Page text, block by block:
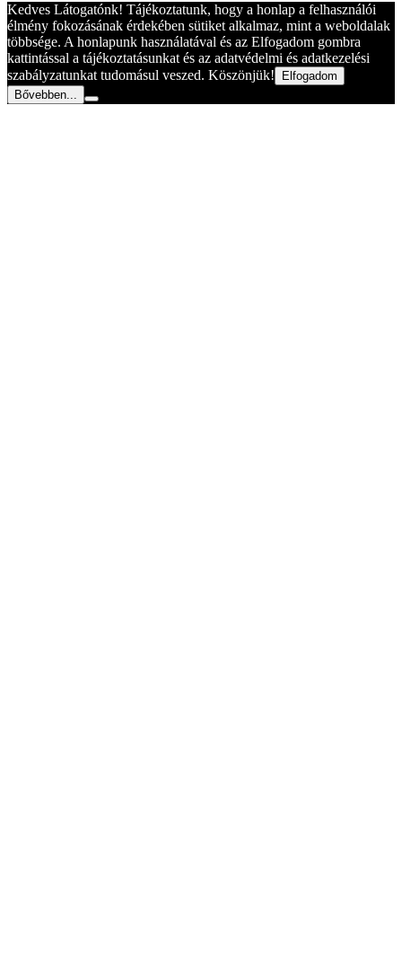
Kedves Látogatónk! Tájékoztatunk, hogy a honlap a felhasználói
élmény fokozásának érdekében sütiket alkalmaz, mint a weboldalak
többsége. A honlapunk használatával és az Elfogadom gombra
kattintással a tájékoztatásunkat és az adatvédelmi és adatkezelési
szabályzatunkat tudomásul veszed. Köszönjük!
Elfogadom
Bővebben...